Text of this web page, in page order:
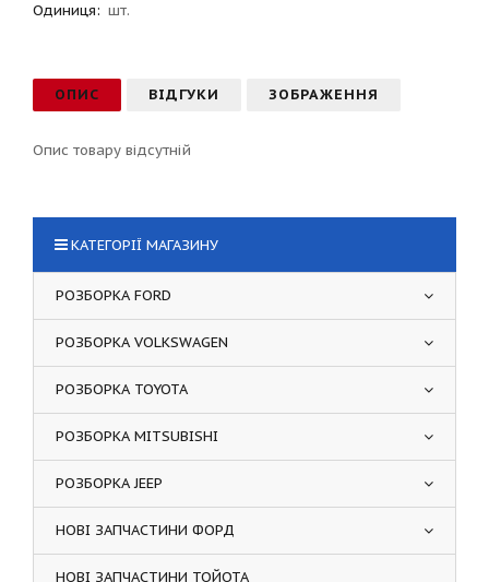
Одиниця: шт.
ОПИС ВІДГУКИ ЗОБРАЖЕННЯ
Опис товару відсутній
КАТЕГОРІЇ МАГАЗИНУ
РОЗБОРКА FORD
РОЗБОРКА VOLKSWAGEN
РОЗБОРКА TOYOTA
РОЗБОРКА MITSUBISHI
РОЗБОРКА JEEP
НОВІ ЗАПЧАСТИНИ ФОРД
НОВІ ЗАПЧАСТИНИ ТОЙОТА